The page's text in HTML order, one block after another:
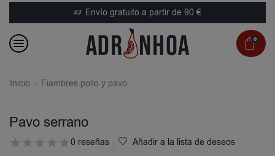
Envío gratuito a partir de 90 €
0
Inicio Fiambres pollo y pavo
Pavo serrano
0 reseñas Añadir a la lista de deseos